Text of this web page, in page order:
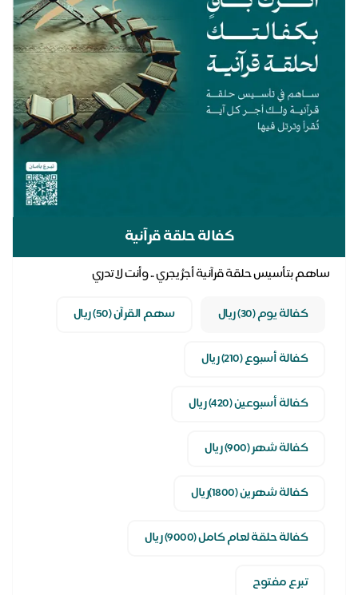
كفالة حلقة قرآنية
ساهم بتأسيس حلقة قرآنية أجرُ يجري .. وأنت لا تدري
كفالة يوم (30) ريال
سهم القرآن (50) ريال
كفالة أسبوع (210) ريال
كفالة أسبوعين (420) ريال
كفالة شهر (900) ريال
كفالة شهرين (1800)ريال
كفالة حلقة لعام كامل (9000) ريال
تبرع مفتوح